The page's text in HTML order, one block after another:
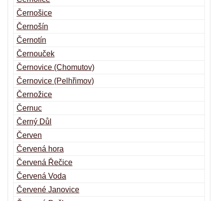
Černošice
Černošín
Černotín
Černouček
Černovice (Chomutov)
Černovice (Pelhřimov)
Černožice
Černuc
Černý Důl
Červen
Červená hora
Červená Řečice
Červená Voda
Červené Janovice